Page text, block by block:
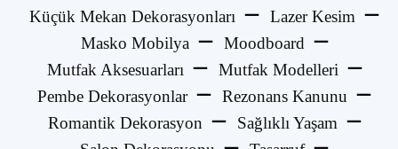
Küçük Mekan Dekorasyonları
Lazer Kesim
Masko Mobilya
Moodboard
Mutfak Aksesuarları
Mutfak Modelleri
Pembe Dekorasyonlar
Rezonans Kanunu
Romantik Dekorasyon
Sağlıklı Yaşam